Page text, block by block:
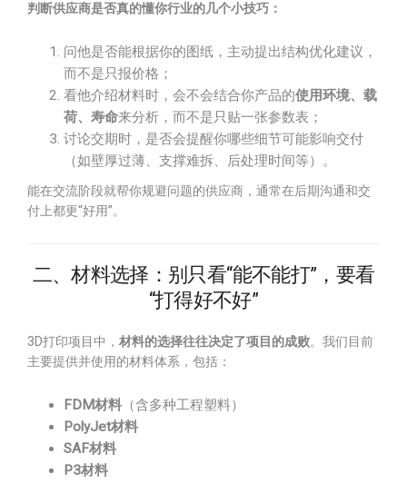
判断供应商是否真的懂你行业的几个小技巧：
问他是否能根据你的图纸，主动提出结构优化建议，
而不是只报价格；
看他介绍材料时，会不会结合你产品的使用环境、载
荷、寿命来分析，而不是只贴一张参数表；
讨论交期时，是否会提醒你哪些细节可能影响交付
（如壁厚过薄、支撑难拆、后处理时间等）。
能在交流阶段就帮你规避问题的供应商，通常在后期沟通和交
付上都更“好用”。
二、材料选择：别只看“能不能打”，要看
“打得好不好”
3D打印项目中， 材料的选择往往决定了项目的成败。我们目前
主要提供并使用的材料体系，包括：
FDM材料 （含多种工程塑料）
PolyJet材料
SAF材料
P3材料